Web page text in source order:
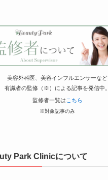
美容外科医、美容インフルエンサーなど
有識者の監修（※）による記事を発信中。
監修者一覧は こちら
※対象記事のみ
Park Clinicについて